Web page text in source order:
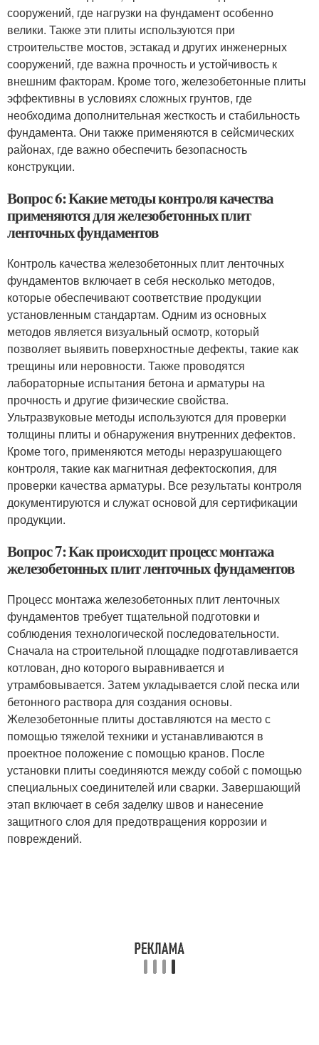
сооружений, где нагрузки на фундамент особенно
велики. Также эти плиты используются при
строительстве мостов, эстакад и других инженерных
сооружений, где важна прочность и устойчивость к
внешним факторам. Кроме того, железобетонные плиты
эффективны в условиях сложных грунтов, где
необходима дополнительная жесткость и стабильность
фундамента. Они также применяются в сейсмических
районах, где важно обеспечить безопасность
конструкции.
Вопрос 6: Какие методы контроля качества
применяются для железобетонных плит
ленточных фундаментов
Контроль качества железобетонных плит ленточных
фундаментов включает в себя несколько методов,
которые обеспечивают соответствие продукции
установленным стандартам. Одним из основных
методов является визуальный осмотр, который
позволяет выявить поверхностные дефекты, такие как
трещины или неровности. Также проводятся
лабораторные испытания бетона и арматуры на
прочность и другие физические свойства.
Ультразвуковые методы используются для проверки
толщины плиты и обнаружения внутренних дефектов.
Кроме того, применяются методы неразрушающего
контроля, такие как магнитная дефектоскопия, для
проверки качества арматуры. Все результаты контроля
документируются и служат основой для сертификации
продукции.
Вопрос 7: Как происходит процесс монтажа
железобетонных плит ленточных фундаментов
Процесс монтажа железобетонных плит ленточных
фундаментов требует тщательной подготовки и
соблюдения технологической последовательности.
Сначала на строительной площадке подготавливается
котлован, дно которого выравнивается и
утрамбовывается. Затем укладывается слой песка или
бетонного раствора для создания основы.
Железобетонные плиты доставляются на место с
помощью тяжелой техники и устанавливаются в
проектное положение с помощью кранов. После
установки плиты соединяются между собой с помощью
специальных соединителей или сварки. Завершающий
этап включает в себя заделку швов и нанесение
защитного слоя для предотвращения коррозии и
повреждений.